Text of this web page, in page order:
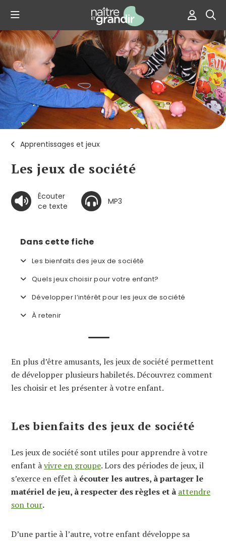
Apprentissages et jeux
Les jeux de société
Écouter
ce texte
MP3
Dans cette fiche
Les bienfaits des jeux de société
Quels jeux choisir pour votre enfant?
Développer l’intérêt pour les jeux de société
À retenir
En plus d’être amusants, les jeux de société permettent
de développer plusieurs habiletés. Découvrez comment
les choisir et les présenter à votre enfant.
Les bienfaits des jeux de société
Les jeux de société sont utiles pour apprendre à votre
enfant àvivre en groupe. Lors des périodes de jeux, il
s’exerce en effet à écouter les autres, à partager le
matériel de jeu, à respecter des règles et à attendre
son tour.
D’une partie à l’autre, votre enfant développe sa